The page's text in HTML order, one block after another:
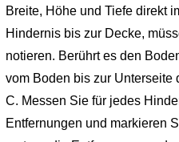
Breite, Höhe und Tiefe direkt
Hindernis bis zur Decke,
notieren. Berührt es den
vom Boden bis zur Unterseite
C. Messen Sie für jedes
Entfernungen und markieren